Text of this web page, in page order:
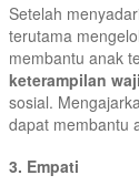
Setelah
terutama
membantu anak
keterampilan
sosial.
dapat membantu
3. Empati